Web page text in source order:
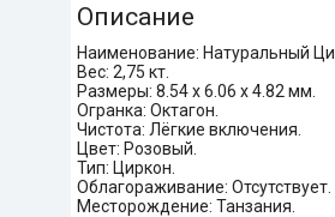
Описание
Наименование: Натуральный
Вес: 2,75 кт.
Размеры: 8.54 х 6.06 х 4.82 мм.
Огранка: Октагон.
Чистота: Лёгкие включения.
Цвет: Розовый.
Тип: Циркон.
Облагораживание: Отсутствует.
Месторождение: Танзания.